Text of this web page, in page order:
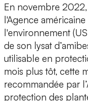
En novembre
l'Agence
l'environnement
de son lysat
utilisable en
mois plus tôt, cette
recommandée par
protection des